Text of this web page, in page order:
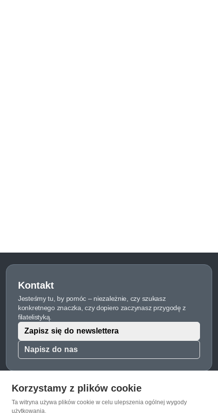
Kontakt
Jesteśmy tu, by pomóc – niezależnie, czy szukasz
konkretnego znaczka, czy dopiero zaczynasz przygodę z
filatelistyką.
Napisz do nas
Zapisz się do newslettera
O Znaczkopol.pl
Korzystamy z plików cookie
Ta witryna używa plików cookie w celu ulepszenia ogólnej wygody
użytkowania.